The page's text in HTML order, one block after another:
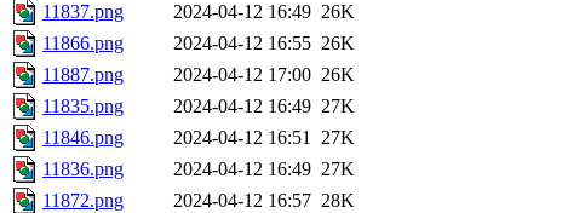
11837.png
2024-04-12 16:49 26K
11866.png
2024-04-12 16:55 26K
11887.png
2024-04-12 17:00 26K
11835.png
2024-04-12 16:49 27K
11846.png
2024-04-12 16:51 27K
11836.png
2024-04-12 16:49 27K
11872.png
2024-04-12 16:57 28K